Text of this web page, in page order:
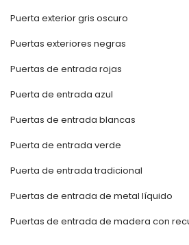
Puerta exterior gris oscuro
Puertas exteriores negras
Puertas de entrada rojas
Puerta de entrada azul
Puertas de entrada blancas
Puerta de entrada verde
Puerta de entrada tradicional
Puertas de entrada de metal líquido
Puertas de entrada de madera con